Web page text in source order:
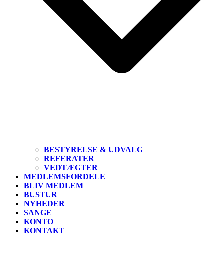
BESTYRELSE & UDVALG
REFERATER
VEDTÆGTER
MEDLEMSFORDELE
BLIV MEDLEM
BUSTUR
NYHEDER
SANGE
KONTO
KONTAKT